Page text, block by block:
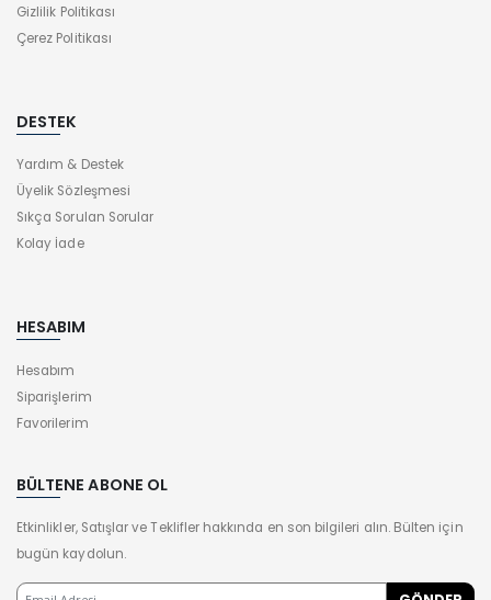
Gizlilik Politikası
Çerez Politikası
DESTEK
Yardım & Destek
Üyelik Sözleşmesi
Sıkça Sorulan Sorular
Kolay İade
HESABIM
Hesabım
Siparişlerim
Favorilerim
BÜLTENE ABONE OL
Etkinlikler, Satışlar ve Teklifler hakkında en son bilgileri alın. Bülten için
bugün kaydolun.